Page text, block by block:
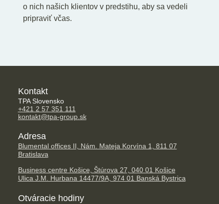
o nich našich klientov v predstihu, aby sa vedeli
pripraviť včas.
Kontakt
TPA Slovensko
+421 2 57 351 111
kontakt@tpa-group.sk
Adresa
Blumental offices II, Nám. Mateja Korvína 1, 811 07
Bratislava
Business centre Košice, Štúrova 27, 040 01 Košice
Ulica J.M. Hurbana 14477/9A, 974 01 Banská Bystrica
Otváracie hodiny